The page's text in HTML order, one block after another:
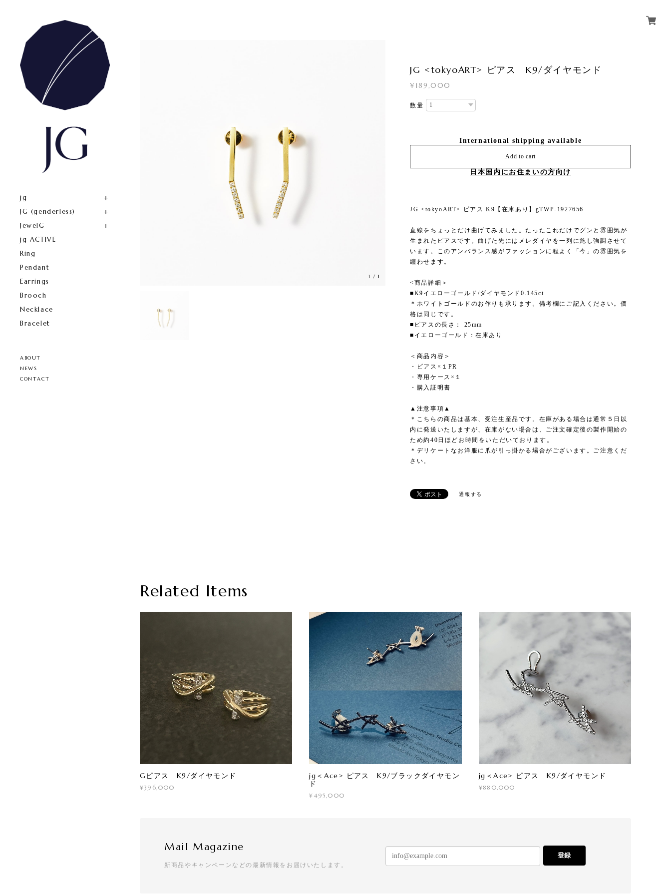
jg
JG (genderless)
JewelG
jg ACTIVE
Ring
Pendant
Earrings
Brooch
Necklace
Bracelet
ABOUT
NEWS
CONTACT
1 /1
JG <tokyoART> ピアス K9/ダイヤモンド
¥189,000
数量
International shipping available
Add to cart
日本国内にお住まいの方向け
JG <tokyoART> ピアス K9【在庫あり】gTWP-1927656
直線をちょっとだけ曲げてみました。たったこれだけでグンと雰囲気が
生まれたピアスです。曲げた先にはメレダイヤを一列に施し強調させて
います。このアンバランス感がファッションに程よく「今」の雰囲気を
纏わせます。
<商品詳細＞
■K9イエローゴールド/ダイヤモンド0.145ct
＊ホワイトゴールドのお作りも承ります。備考欄にご記入ください。価
格は同じです。
■ピアスの長さ： 25mm
■イエローゴールド：在庫あり
＜商品内容＞
・ピアス×１PR
・専用ケース×１
・購入証明書
▲注意事項▲
＊こちらの商品は基本、受注生産品です。在庫がある場合は通常５日以
内に発送いたしますが、在庫がない場合は、ご注文確定後の製作開始の
ため約40日ほどお時間をいただいております。
＊デリケートなお洋服に爪が引っ掛かる場合がございます。ご注意くだ
さい。
通報する
Related Items
Gピアス K9/ダイヤモンド
¥396,000
jg＜Ace> ピアス K9/ブラックダイヤモン
ド
¥495,000
jg＜Ace> ピアス K9/ダイヤモンド
¥880,000
Mail Magazine
新商品やキャンペーンなどの最新情報をお届けいたします。
登録